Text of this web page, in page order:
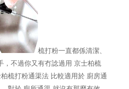
梳打粉一直都係清潔、
，不過你又有冇諗過用 京士柏梳
梳打粉通渠法 比較適用於 廚房通